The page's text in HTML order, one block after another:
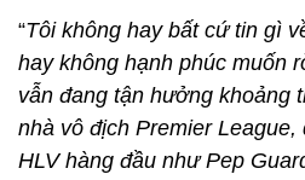
“Tôi không hay bất cứ tin gì
hay không hạnh phúc muốn
vẫn đang tận hưởng khoảng
nhà vô địch Premier
HLV hàng đầu như Pep